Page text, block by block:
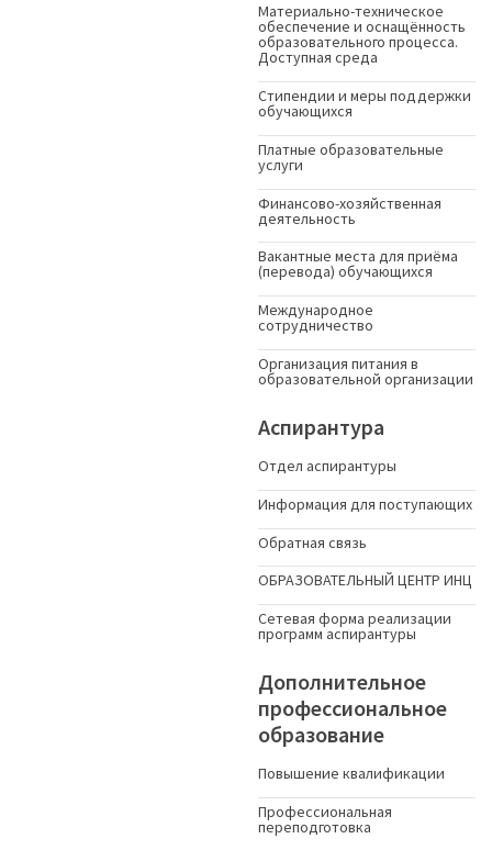
Материально-техническое
обеспечение и оснащённость
образовательного процесса.
Доступная среда
Стипендии и меры поддержки
обучающихся
Платные образовательные
услуги
Финансово-хозяйственная
деятельность
Вакантные места для приёма
(перевода) обучающихся
Международное
сотрудничество
Организация питания в
образовательной организации
Аспирантура
Отдел аспирантуры
Информация для поступающих
Обратная связь
ОБРАЗОВАТЕЛЬНЫЙ ЦЕНТР ИНЦ
Сетевая форма реализации
программ аспирантуры
Дополнительное
профессиональное
образование
Повышение квалификации
Профессиональная
переподготовка